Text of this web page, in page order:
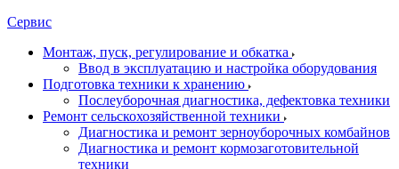
Сервис
Монтаж, пуск, регулирование и обкатка
Ввод в эксплуатацию и настройка оборудования
Подготовка техники к хранению
Послеуборочная диагностика, дефектовка техники
Ремонт сельскохозяйственной техники
Диагностика и ремонт зерноуборочных комбайнов
Диагностика и ремонт кормозаготовительной
техники